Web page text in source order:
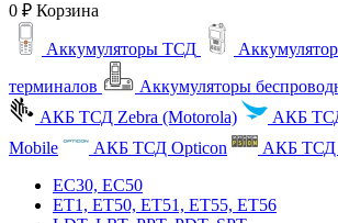
0 ₽ Корзина
Аккумуляторы ТСД
терминалов
Аккумуляторы
АКБ ТСД Zebra (Motorola)
АКБ
Mobile
АКБ ТСД Opticon АКБ ТСД
EC30, EC50
ET1, ET50, ET51, ET55, ET56